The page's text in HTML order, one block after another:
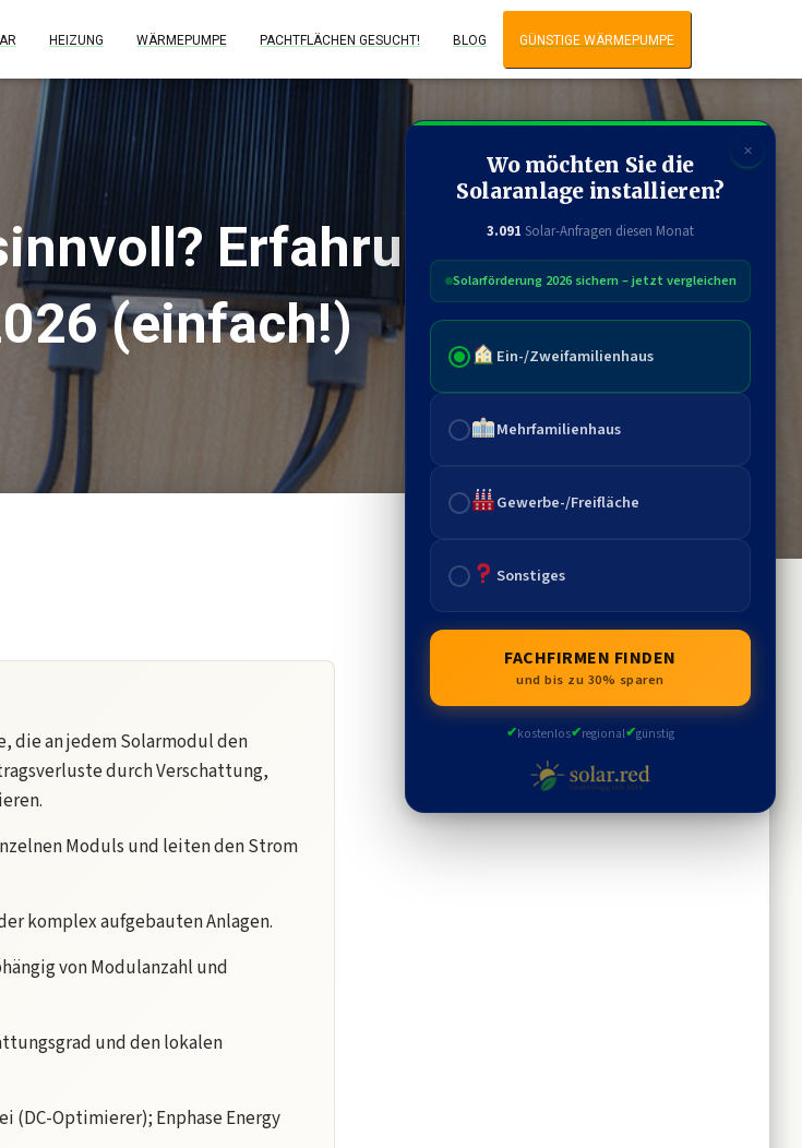
HEIZUNG WÄRMEPUMPE PACHTFLÄCHEN GESUCHT! BLOG GÜNSTIGE WÄRMEPUMPE
Erfahrungen,
(einfach!)
die an jedem Solarmodul den
durch Verschattung,
Moduls und leiten den Strom
komplex aufgebauten Anlagen.
von Modulanzahl und
und den lokalen
(DC-Optimierer); Enphase Energy
✕
Wo möchten Sie die
Solaranlage installieren?
3.091 Solar-Anfragen diesen Monat
Solarförderung 2026 sichern – jetzt vergleichen
Ein-/Zweifamilienhaus
Mehrfamilienhaus
Gewerbe-/Freifläche
Sonstiges
FACHFIRMEN FINDEN
und bis zu 30% sparen
✔kostenlos✔regional✔günstig